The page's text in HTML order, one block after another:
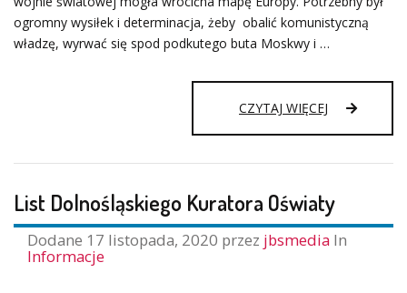
ogromny wysiłek i determinacja, żeby obalić komunistyczną
władzę, wyrwać się spod podkutego buta Moskwy i …
CZYTAJ WIĘCEJ LIST
OŚWIATY
List Dolnośląskiego Kuratora Oświaty
Dodane 17 listopada, 2020 przez jbsmedia In
Informacje